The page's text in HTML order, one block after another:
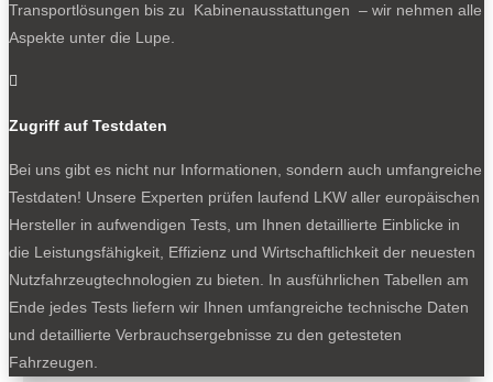
0
Die neue Generation der batterieelektrischen Leicht-Lkw Hino Dutro
Z EV soll im Sommer 2026 starten.
Der Reisebus Hino Selega tritt mit neuem Karosseriedesign und
erweiterten Sicherheitssystemen an.
NEWSLETTER
Transportlösungen bis zu Kabinenausstattungen – wir nehmen alle
Aspekte unter die Lupe.

Zugriff auf Testdaten
Bei uns gibt es nicht nur Informationen, sondern auch umfangreiche
Testdaten! Unsere Experten prüfen laufend LKW aller europäischen
Hersteller in aufwendigen Tests, um Ihnen detaillierte Einblicke in
die Leistungsfähigkeit, Effizienz und Wirtschaftlichkeit der neuesten
Nutzfahrzeugtechnologien zu bieten. In ausführlichen Tabellen am
Ende jedes Tests liefern wir Ihnen umfangreiche technische Daten
und detaillierte Verbrauchsergebnisse zu den getesteten
Fahrzeugen.